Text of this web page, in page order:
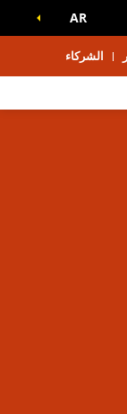
AR
الشركاء